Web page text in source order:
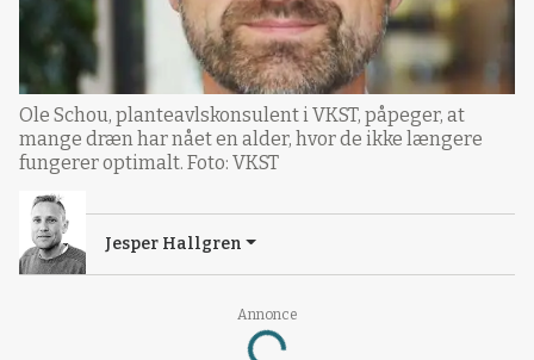
Annonce
Ole Schou, planteavlskonsulent i VKST, påpeger, at
mange dræn har nået en alder, hvor de ikke længere
fungerer optimalt. Foto: VKST
Jesper Hallgren